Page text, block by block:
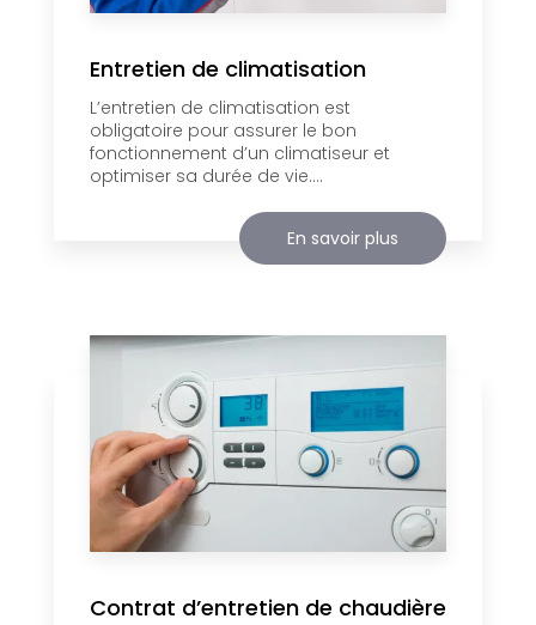
Entretien de climatisation
L’entretien de climatisation est
obligatoire pour assurer le bon
fonctionnement d’un climatiseur et
optimiser sa durée de vie....
En savoir plus
Contrat d’entretien de chaudière